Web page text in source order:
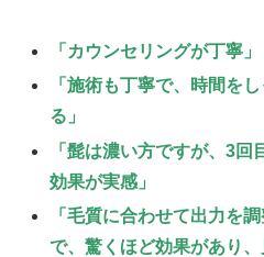
「カウンセリングが丁寧」
「施術も丁寧で、時間を
る」
「髭は濃い方ですが、3
効果が実感」
「毛質に合わせて出力を
で、驚くほど効果があり